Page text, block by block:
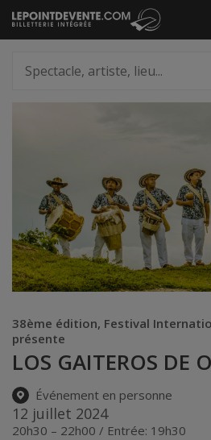
Passer
au
artiste,
lieu...
38ème édition, Festival
présente
LOS GAITEROS DE
Événement en personne
12 juillet 2024
20h30 – 22h00 / Entrée: 19h30